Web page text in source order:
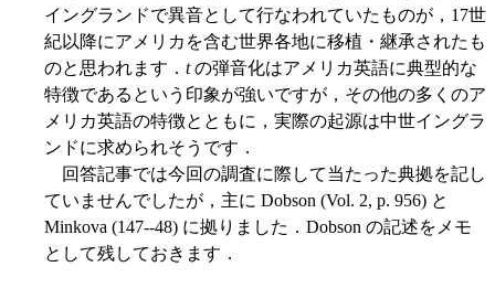
イングランドで異音として行なわれていたものが，17世
紀以降にアメリカを含む世界各地に移植・継承されたも
のと思われます． tの弾音化はアメリカ英語に典型的な
特徴であるという印象が強いですが，その他の多くのア
メリカ英語の特徴とともに，実際の起源は中世イングラ
ンドに求められそうです．
回答記事では今回の調査に際して当たった典拠を記し
ていませんでしたが，主に Dobson (Vol. 2, p. 956) と
Minkova (147--48) に拠りました．Dobson の記述をメモ
として残しておきます．